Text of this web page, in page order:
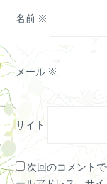
名前 ※
メール ※
サイト
次回のコメント